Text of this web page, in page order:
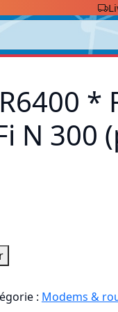
*
N 300
: Modems &